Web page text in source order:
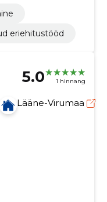
eriehitustööd
5.0 1 hinnang
Lääne-Virumaa